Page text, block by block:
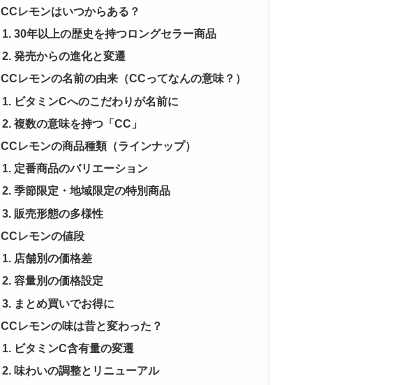
CCレモンはいつからある？
30年以上の歴史を持つロングセラー商品
発売からの進化と変遷
CCレモンの名前の由来（CCってなんの意味？）
ビタミンCへのこだわりが名前に
複数の意味を持つ「CC」
CCレモンの商品種類（ラインナップ）
定番商品のバリエーション
季節限定・地域限定の特別商品
販売形態の多様性
CCレモンの値段
店舗別の価格差
容量別の価格設定
まとめ買いでお得に
CCレモンの味は昔と変わった？
ビタミンC含有量の変遷
味わいの調整とリニューアル